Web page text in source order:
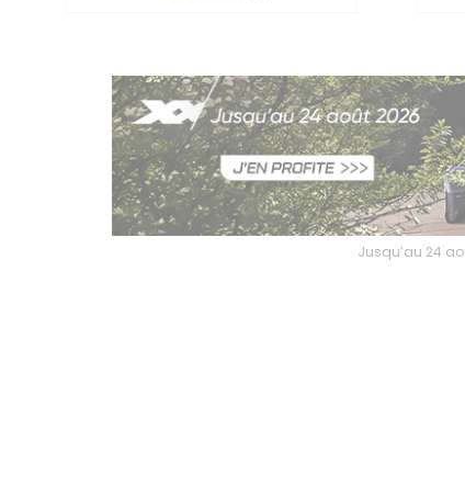
Jusqu’au 24